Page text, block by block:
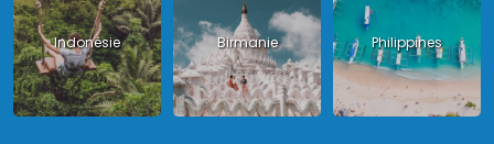
Indonésie Birmanie Philippines